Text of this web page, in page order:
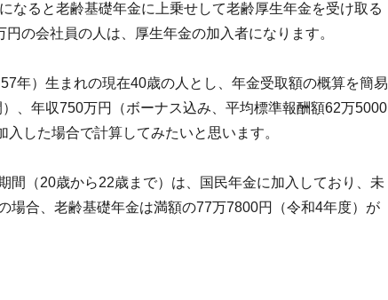
なると老齢基礎年金に上乗せして老齢厚生年金を受け取る
の会社員の人は、厚生年金の加入者になります。
年）生まれの現在40歳の人とし、年金受取額の概算を簡易
、年収750万円（ボーナス込み、平均標準報酬額62万5000
した場合で計算してみたいと思います。
間（20歳から22歳まで）は、国民年金に加入しており、未
場合、老齢基礎年金は満額の77万7800円（令和4年度）が